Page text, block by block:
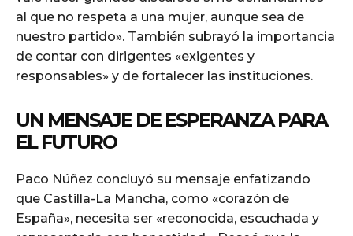
al que no respeta a una mujer, aunque sea de
nuestro partido». También subrayó la importancia
de contar con dirigentes «exigentes y
responsables» y de fortalecer las instituciones.
UN MENSAJE DE ESPERANZA PARA
EL FUTURO
Paco Núñez concluyó su mensaje enfatizando
que Castilla-La Mancha, como «corazón de
España», necesita ser «reconocida, escuchada y